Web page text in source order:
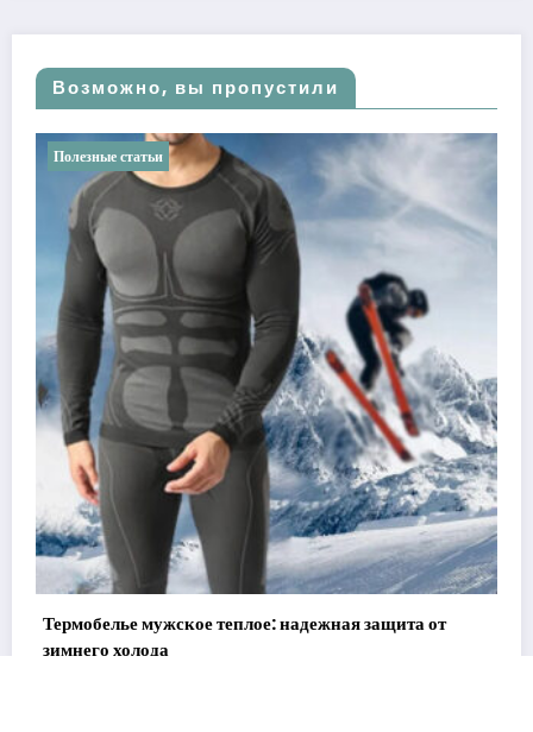
Возможно, вы пропустили
защита от
Полезные статьи
Спортивное оборудование для дома: